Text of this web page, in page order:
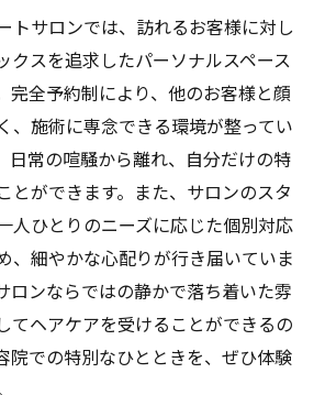
トサロンでは、訪れるお客様に対し
クスを追求したパーソナルスペース
完全予約制により、他のお客様と顔
、施術に専念できる環境が整ってい
日常の喧騒から離れ、自分だけの特
とができます。また、サロンのスタ
人ひとりのニーズに応じた個別対応
、細やかな心配りが行き届いていま
ロンならではの静かで落ち着いた雰
てヘアケアを受けることができるの
院での特別なひとときを、ぜひ体験